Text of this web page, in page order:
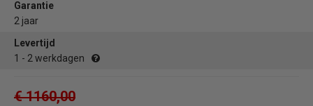
Garantie
2 jaar
Levertijd
1 - 2 werkdagen
€ 1160,00